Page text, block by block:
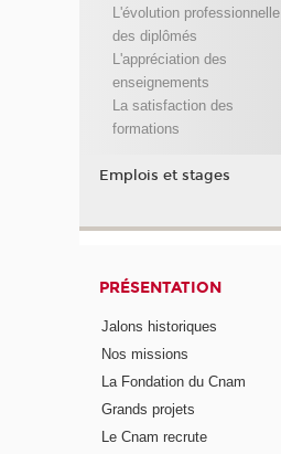
L'évolution professionnelle
des diplômés
L'appréciation des
enseignements
La satisfaction des
formations
Emplois et stages
PRÉSENTATION
Jalons historiques
Nos missions
La Fondation du Cnam
Grands projets
Le Cnam recrute